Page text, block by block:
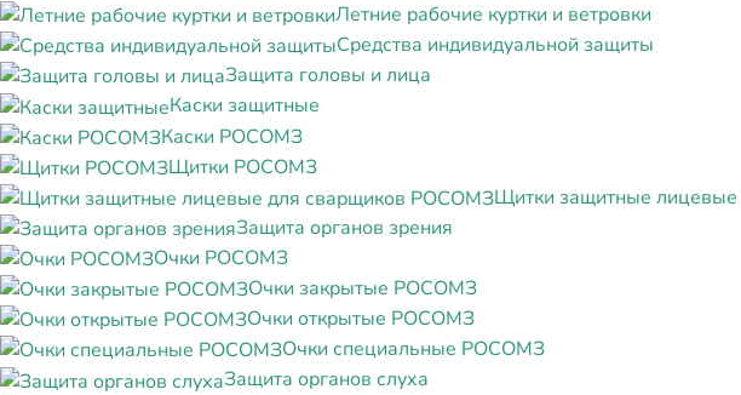
Летние рабочие куртки и ветровки
Средства индивидуальной защиты
Защита головы и лица
Каски защитные
Каски РОСОМЗ
Щитки РОСОМЗ
Щитки защитные
Защита органов зрения
Очки РОСОМЗ
Очки закрытые РОСОМЗ
Очки открытые РОСОМЗ
Очки специальные РОСОМЗ
Защита органов слуха